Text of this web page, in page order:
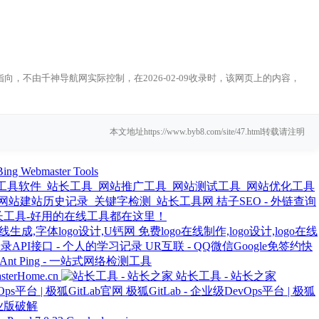
，不由千神导航网实际控制，在2026-02-09收录时，该网页上的内容，
本文地址https://www.byb8.com/site/47.html转载请注明
Webmaster Tools
桔子SEO - 外链查询
具-好用的在线工具都在这里！
免费logo在线制作,logo设计,logo在线
UR互联 - QQ微信Google免签约快
Ant Ping - 一站式网络检测工具
站长工具 - 站长之家
极狐GitLab - 企业级DevOps平台 | 极狐
版破解